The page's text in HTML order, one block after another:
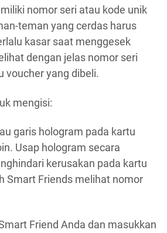
nomor seri atau kode unik
teman yang cerdas harus
kasar saat menggesek
dengan jelas nomor seri
voucher yang dibeli.
mengisi:
garis hologram pada kartu
Usap hologram secara
kerusakan pada kartu
Smart Friends melihat nomor
Friend Anda dan masukkan